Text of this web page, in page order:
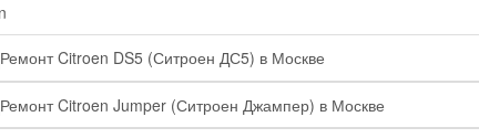
Ремонт Citroen DS5 (Ситроен ДС5) в Москве
Ремонт Citroen Jumper (Ситроен Джампер) в Москве